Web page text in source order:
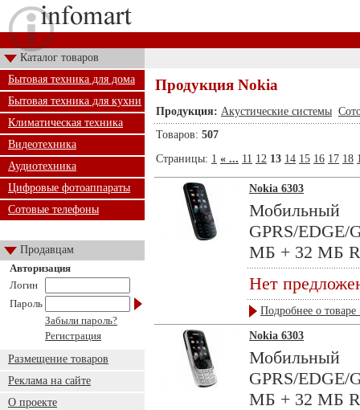
Каталог товаров
Бытовая техника для дома
Бытовая техника для кухни
Климатическая техника
Видеотехника
Аудиотехника
Цифровые фотоаппараты
Сотовые телефоны
Продавцам
Авторизация
Логин
Пароль
Забыли пароль?
Регистрация
Размещение товаров
Реклама на сайте
О проекте
Продукция Nokia
Продукция: Акустические системы
Товаров: 507
Страницы: 1 « ... 11 12 13 14 15 16 17 18
Nokia 6303
Мобильный
GPRS/
МБ + 32 МБ
Нет
Подробнее о товаре
Nokia 6303
Мобильный
GPRS/
МБ + 32 МБ